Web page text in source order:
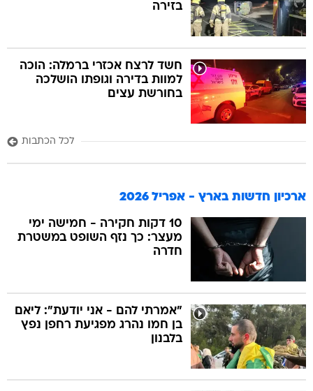
בזירה
חשד לרצח אכזרי ברמלה: הוכה
למוות בדירה וגופתו הושלכה
בחורשת עצים
לכל הכתבות
ארכיון חדשות בארץ - אפריל 2026
10 דקות חקירה - חמישה ימי
מעצר: כך נזף השופט במשטרת
חדרה
"אמרתי להם - אני יודעת": ליאם
בן חמו נהרג מפגיעת רחפן נפץ
בלבנון